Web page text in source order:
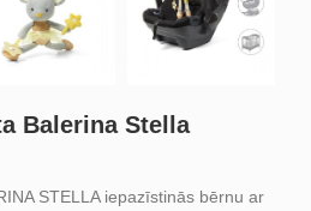
Balerina Stella
STELLA iepazīstinās bērnu ar